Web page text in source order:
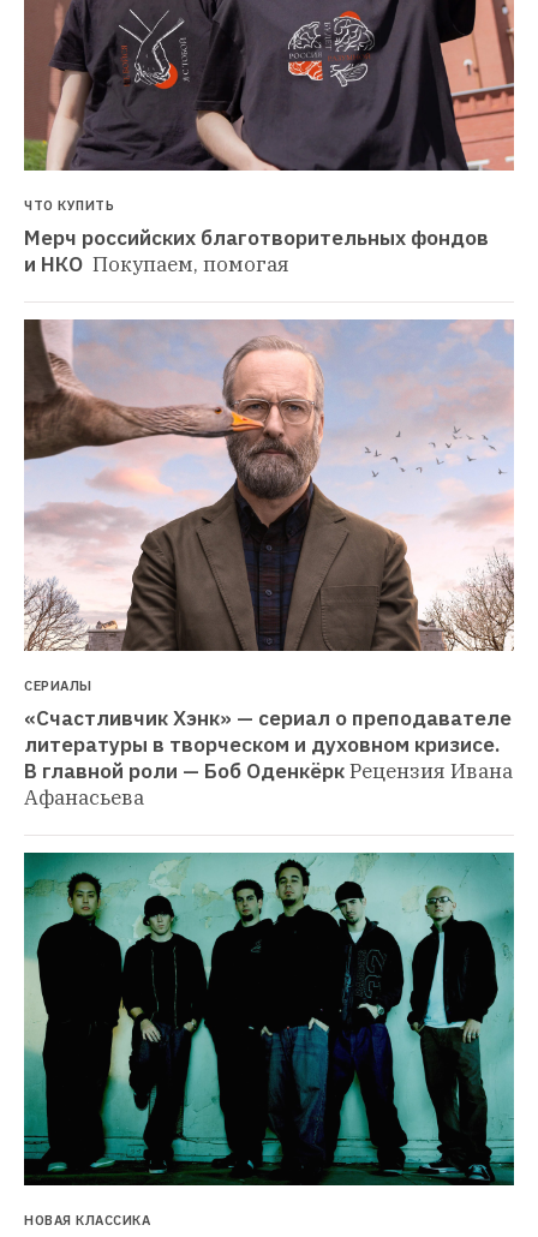
ЧТО КУПИТЬ
Мерч российских благотворительных фондов
и НКО Покупаем, помогая
СЕРИАЛЫ
«Счастливчик Хэнк» — сериал о преподавателе
литературы в творческом и духовном кризисе.
В главной роли — Боб ОденкёркРецензия Ивана
Афанасьева
НОВАЯ КЛАССИКА